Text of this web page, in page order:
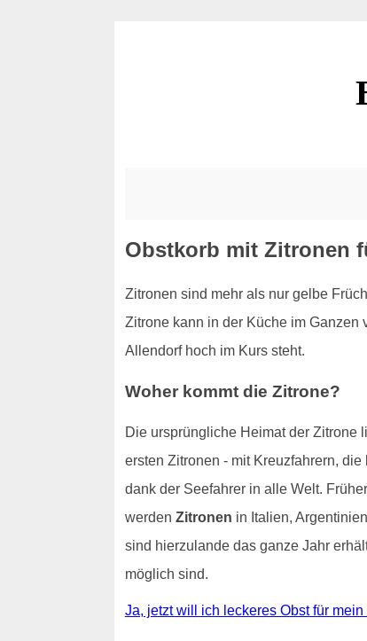
Obstkorb mit Zitronen
Zitronen sind mehr als nur gelbe
Zitrone kann in der Küche im Ganzen
Allendorf hoch im Kurs steht.
Woher kommt die Zitrone?
Die ursprüngliche Heimat der Zitrone
ersten Zitronen - mit Kreuzfahrern,
dank der Seefahrer in alle Welt.
werden Zitronen in Italien,
sind hierzulande das ganze Jahr
möglich sind.
Ja, jetzt will ich leckeres Obst für